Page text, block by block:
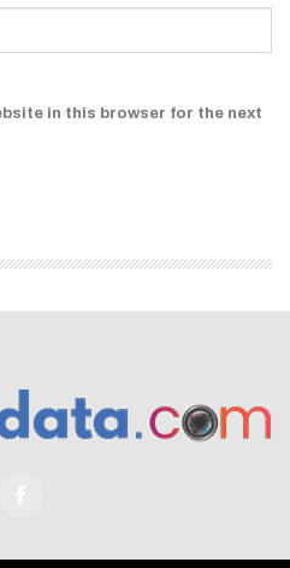
in this browser for the next